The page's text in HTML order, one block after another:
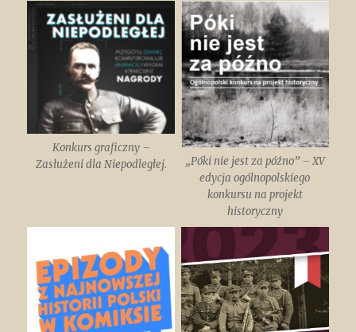
Konkurs graficzny –
Zasłużeni dla Niepodległej.
„Póki nie jest za późno” – XV
edycja ogólnopolskiego
konkursu na projekt
historyczny